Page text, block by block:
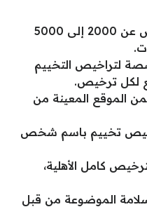
أن لا تزيد مساحة الترخيص عن 2000 إلى 5000
لتراخيص التخييم
الموقع المعينة من
تخييم باسم شخص
كامل الأهلية،
الموضوعة من قبل